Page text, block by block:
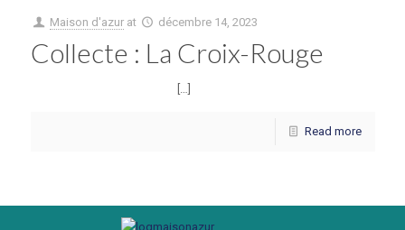
Maison d'azur at décembre 14, 2023
Collecte : La Croix-Rouge
[…]
Read more